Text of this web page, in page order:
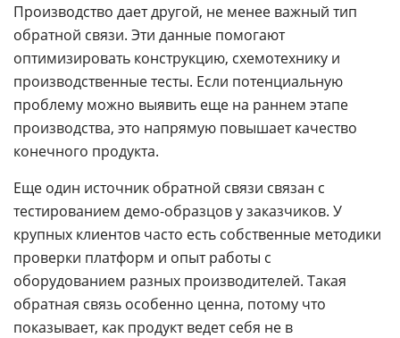
Производство дает другой, не менее важный тип
обратной связи. Эти данные помогают
оптимизировать конструкцию, схемотехнику и
производственные тесты. Если потенциальную
проблему можно выявить еще на раннем этапе
производства, это напрямую повышает качество
конечного продукта.
Еще один источник обратной связи связан с
тестированием демо-образцов у заказчиков. У
крупных клиентов часто есть собственные методики
проверки платформ и опыт работы с
оборудованием разных производителей. Такая
обратная связь особенно ценна, потому что
показывает, как продукт ведет себя не в